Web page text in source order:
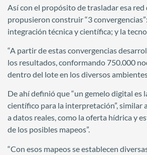
Así con el propósito de trasladar esa red
propusieron construir “3
integración técnica y científica; y la
“A partir de estas convergencias
los resultados, conformando 750.000
dentro del lote en los diversos
De ahí definió que “un gemelo digital
científico para la interpretación”, similar
a datos reales, como la oferta hídrica y
de los posibles mapeos”.
“Con esos mapeos se establecen